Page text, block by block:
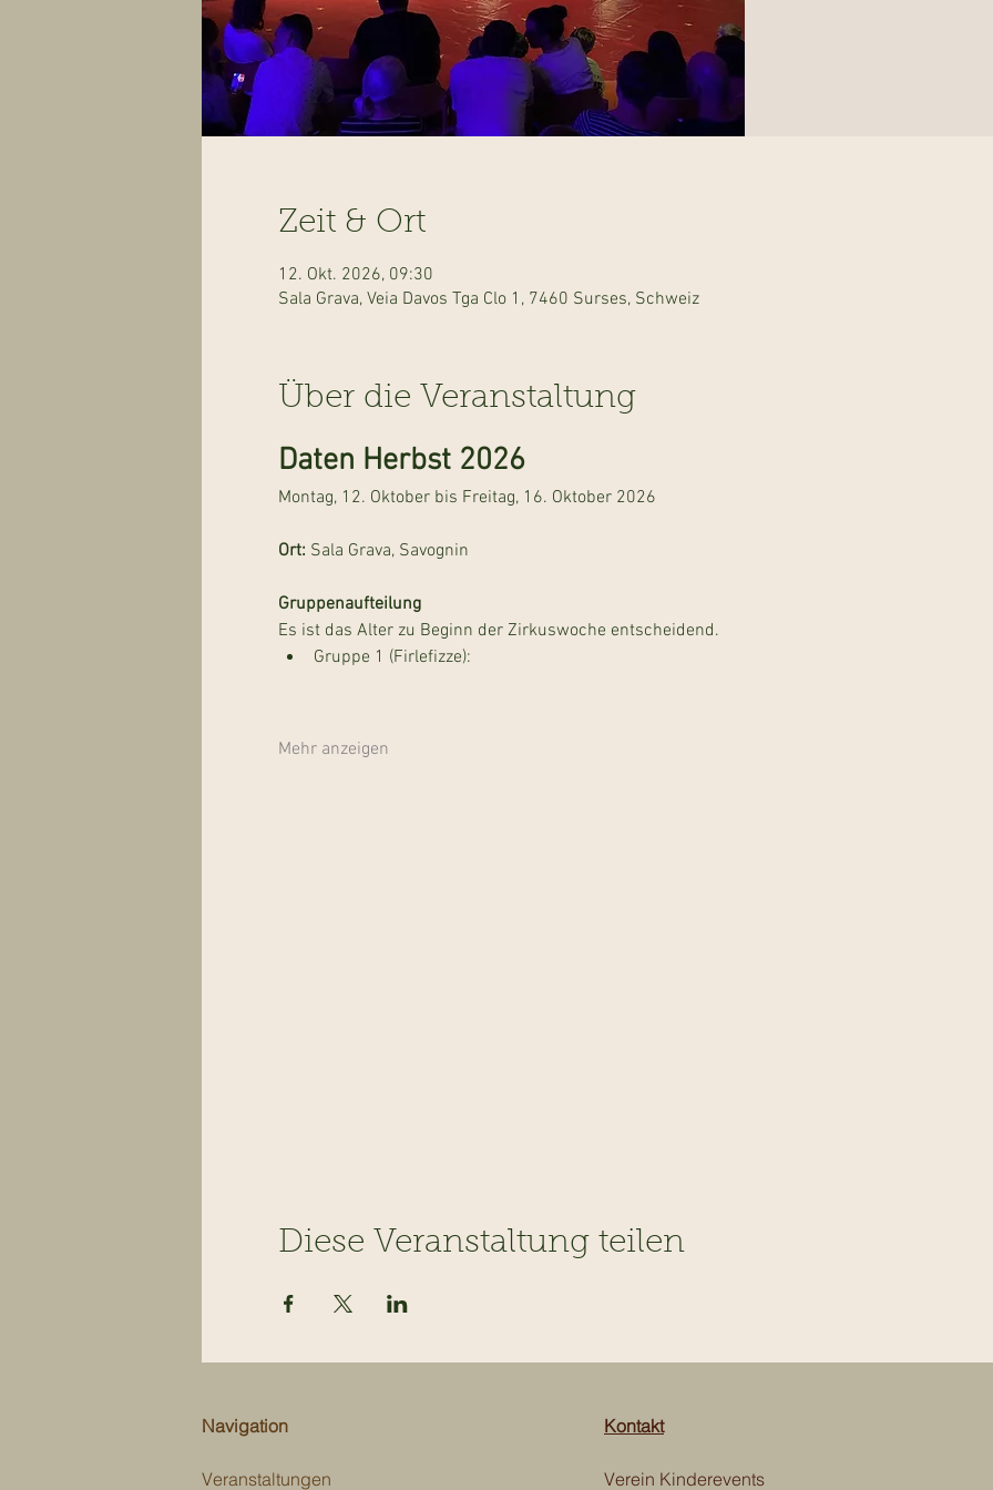
Zeit & Ort
12. Okt. 2026, 09:30
Sala Grava, Veia Davos Tga Clo 1, 7460 Surses, Schweiz
Über die Veranstaltung
Daten Herbst 2026
Montag, 12. Oktober bis Freitag, 16. Oktober 2026
Ort: Sala Grava, Savognin
Gruppenaufteilung
Es ist das Alter zu Beginn der Zirkuswoche entscheidend.
Gruppe 1 (Firlefizze):
Mehr anzeigen
Diese Veranstaltung teilen
Navigation
Veranstaltungen
Kontakt
Verein Kinderevents